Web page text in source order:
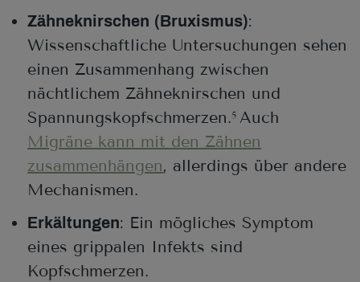
Zähneknirschen (Bruxismus):
Wissenschaftliche Untersuchungen sehen
einen Zusammenhang zwischen
nächtlichem Zähneknirschen und
Spannungskopfschmerzen.5 Auch
Migräne kann mit den Zähnen
zusammenhängen, allerdings über andere
Mechanismen.
Erkältungen: Ein mögliches Symptom
eines grippalen Infekts sind
Kopfschmerzen.